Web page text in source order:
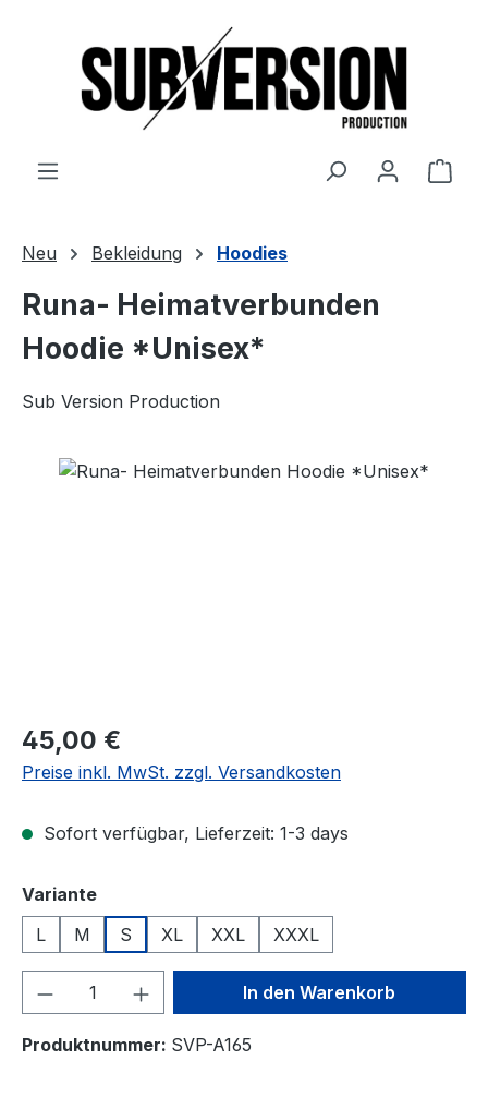
Neu Bekleidung Hoodies
Runa- Heimatverbunden
Hoodie *Unisex*
Sub Version Production
Regulärer Preis:
45,00 €
Preise inkl. MwSt. zzgl. Versandkosten
Sofort verfügbar, Lieferzeit: 1-3 days
Varianteauswählen
L
M S XL XXL XXXL
Produkt Anzahl: Gib denIn den Warenkorb
Produktnummer: SVP-A165